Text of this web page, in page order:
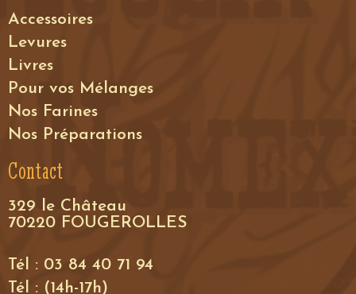
Accessoires
Levures
Livres
Pour vos Mélanges
Nos Farines
Nos Préparations
Contact
329 le Château
70220 FOUGEROLLES
Tél : 03 84 40 71 94
Tél : (14h-17h)